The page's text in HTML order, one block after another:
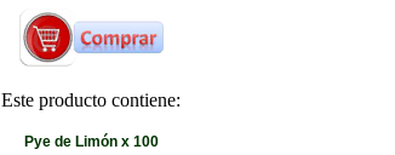
Este producto contiene:
Pye de Limón x 100